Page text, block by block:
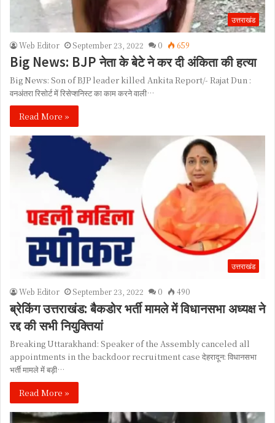
उत्तराखंड
Web Editor September 23, 2022 0 659
Big News: BJP नेता के बेटे ने कर दी अंकिता की हत्या
Big News: Son of BJP leader killed Ankita Report/- Rajat Dun :
वनअंतरा रिसोर्ट में रिसेप्शनिस्ट का काम करने वाली…
Read More »
उत्तराखंड
Web Editor September 23, 2022 0 490
ब्रेकिंग उत्तराखंड: बैकडोर भर्ती मामले में विधानसभा अध्यक्ष ने
रद्द की सभी नियुक्तियां
Breaking Uttarakhand: Speaker of the Assembly canceled all
appointments in the backdoor recruitment case देहरादून: विधानसभा
भर्ती मामले में बड़ी…
Read More »